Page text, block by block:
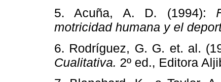
5. Acuña, A. D. (1994):
motricidad humana y el
6. Rodríguez, G. G. et. al.
Cualitativa. 2º ed., Editora